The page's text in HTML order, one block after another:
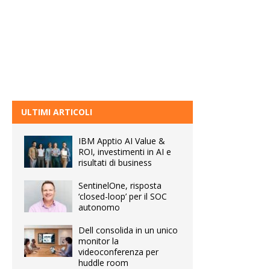
ULTIMI ARTICOLI
IBM Apptio AI Value &
ROI, investimenti in AI e
risultati di business
SentinelOne, risposta
‘closed-loop’ per il SOC
autonomo
Dell consolida in un unico
monitor la
videoconferenza per
huddle room